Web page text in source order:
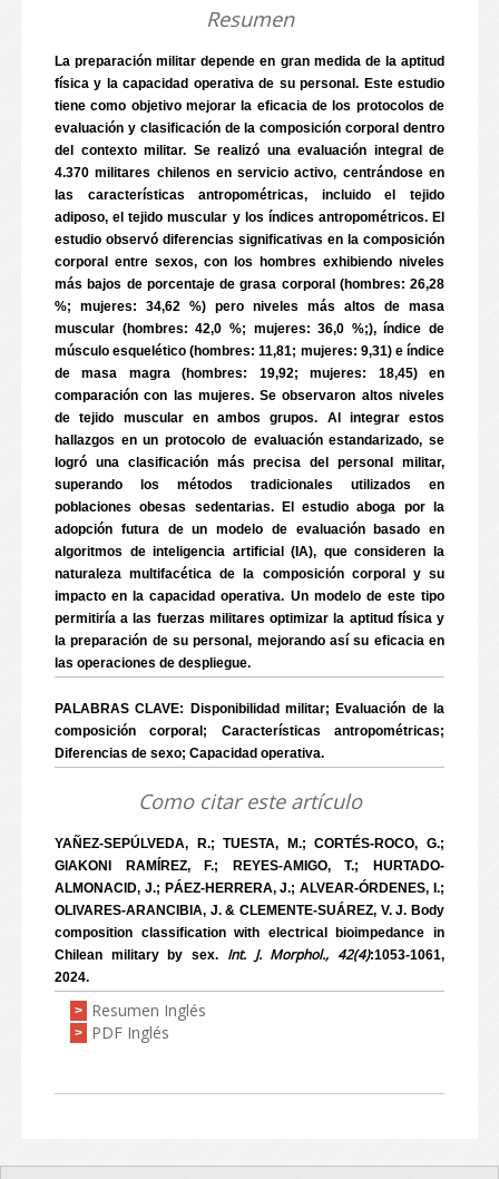
Resumen
La preparación militar depende en gran medida de la aptitud
física y la capacidad operativa de su personal. Este estudio
tiene como objetivo mejorar la eficacia de los protocolos de
evaluación y clasificación de la composición corporal dentro
del contexto militar. Se realizó una evaluación integral de
4.370 militares chilenos en servicio activo, centrándose en
las características antropométricas, incluido el tejido
adiposo, el tejido muscular y los índices antropométricos. El
estudio observó diferencias significativas en la composición
corporal entre sexos, con los hombres exhibiendo niveles
más bajos de porcentaje de grasa corporal (hombres: 26,28
%; mujeres: 34,62 %) pero niveles más altos de masa
muscular (hombres: 42,0 %; mujeres: 36,0 %;), índice de
músculo esquelético (hombres: 11,81; mujeres: 9,31) e índice
de masa magra (hombres: 19,92; mujeres: 18,45) en
comparación con las mujeres. Se observaron altos niveles
de tejido muscular en ambos grupos. Al integrar estos
hallazgos en un protocolo de evaluación estandarizado, se
logró una clasificación más precisa del personal militar,
superando los métodos tradicionales utilizados en
poblaciones obesas sedentarias. El estudio aboga por la
adopción futura de un modelo de evaluación basado en
algoritmos de inteligencia artificial (IA), que consideren la
naturaleza multifacética de la composición corporal y su
impacto en la capacidad operativa. Un modelo de este tipo
permitiría a las fuerzas militares optimizar la aptitud física y
la preparación de su personal, mejorando así su eficacia en
las operaciones de despliegue.
PALABRAS CLAVE: Disponibilidad militar; Evaluación de la
composición corporal; Características antropométricas;
Diferencias de sexo; Capacidad operativa.
Como citar este artículo
YAÑEZ-SEPÚLVEDA, R.; TUESTA, M.; CORTÉS-ROCO, G.;
GIAKONI RAMÍREZ, F.; REYES-AMIGO, T.; HURTADO-
ALMONACID, J.; PÁEZ-HERRERA, J.; ALVEAR-ÓRDENES, I.;
OLIVARES-ARANCIBIA, J. & CLEMENTE-SUÁREZ, V. J. Body
composition classification with electrical bioimpedance in
Chilean military by sex. Int. J. Morphol., 42(4):1053-1061,
2024.
> Resumen Inglés
> PDF Inglés